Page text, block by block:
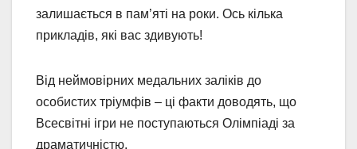
залишається в пам’яті на роки. Ось кілька
прикладів, які вас здивують!
Від неймовірних медальних заліків до
особистих тріумфів – ці факти доводять, що
Всесвітні ігри не поступаються Олімпіаді за
драматичністю.